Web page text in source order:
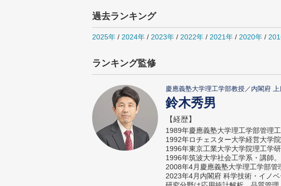
過去ランキング
2025年 / 2024年 / 2023年 / 2022年 / 2021年 / 2020年 /
ランキング監修
慶應義塾大学理工学部教授／内閣府
鈴木秀男
【経歴】
1989年慶應義塾大学理工学部管理工
1992年ロチェスター大学経営大学院
1996年東京工業大学大学院理工学
1996年筑波大学社会工学系・講師
2008年4月慶應義塾大学理工学部管
2023年4月内閣府 科学技術・イノ